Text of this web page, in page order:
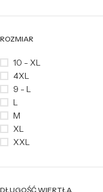
ROZMIAR
10 - XL
4XL
9 - L
L
M
XL
XXL
DŁUGOŚĆ WIERTŁA